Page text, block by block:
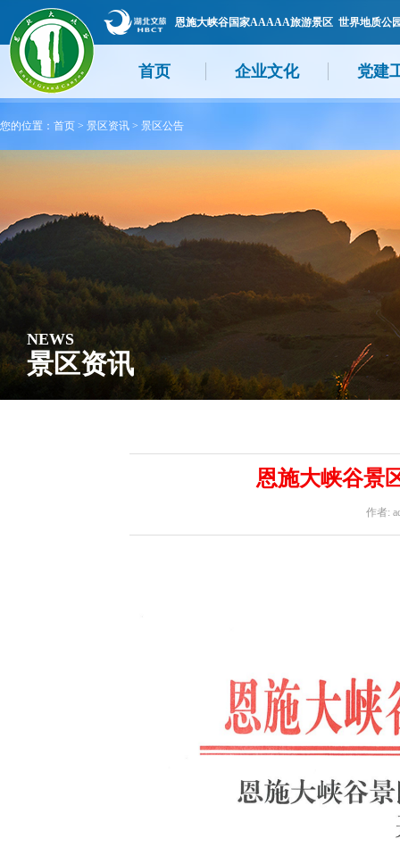
恩施大峡谷国家AAAAA旅游景区 世界地质公
首页 企业文化 党建
您的位置： 首页 > 景区资讯 > 景区公告
NEWS
景区资讯
恩施大峡谷景
作者: